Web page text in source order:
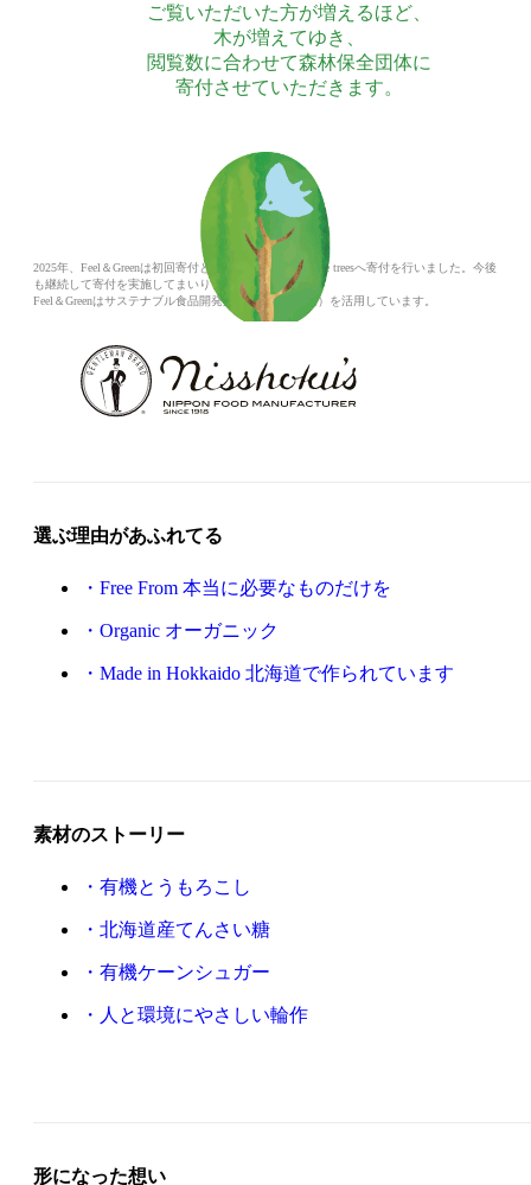
ご覧いただいた方が増えるほど、
木が増えてゆき、
閲覧数に合わせて森林保全団体に
寄付させていただきます。
2025年、Feel＆Greenは初回寄付として一般社団法人more treesへ寄付を行いました。今後
も継続して寄付を実施してまいります。
Feel＆Greenはサステナブル食品開発支援（札幌市補助）を活用しています。
選ぶ理由があふれてる
Free From 本当に必要なものだけを
Organic オーガニック
Made in Hokkaido 北海道で作られています
素材のストーリー
有機とうもろこし
北海道産てんさい糖
有機ケーンシュガー
人と環境にやさしい輪作
形になった想い